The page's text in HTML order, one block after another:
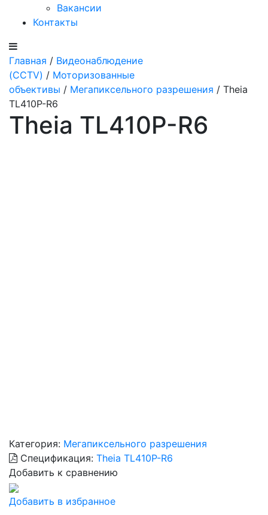
Вакансии
Контакты
Главная / Видеонаблюдение
(CCTV) / Моторизованные
объективы / Мегапиксельного разрешения / Theia
TL410P-R6
Theia TL410P-R6
Категория: Мегапиксельного разрешения
Спецификация: Theia TL410P-R6
Добавить к сравнению
Добавить в избранное